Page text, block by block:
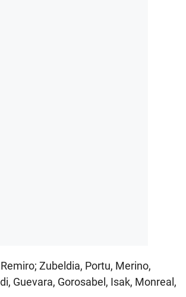
Zubeldia, Portu, Merino,
Guevara, Gorosabel, Isak, Monreal,